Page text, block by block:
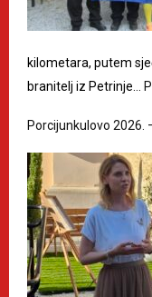
kilometara, putem
branitelj iz Petrinje…
Porcijunkulovo 2026.